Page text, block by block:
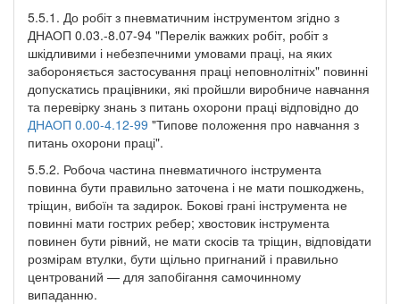
5.5.1. До робіт з пневматичним інструментом згідно з
ДНАОП 0.03.-8.07-94 "Перелік важких робіт, робіт з
шкідливими і небезпечними умовами праці, на яких
забороняється застосування праці неповнолітніх" повинні
допускатись працівники, які пройшли виробниче навчання
та перевірку знань з питань охорони праці відповідно до
ДНАОП 0.00-4.12-99 "Типове положення про навчання з
питань охорони праці".
5.5.2. Робоча частина пневматичного інструмента
повинна бути правильно заточена і не мати пошкоджень,
тріщин, вибоїн та задирок. Бокові грані інструмента не
повинні мати гострих ребер; хвостовик інструмента
повинен бути рівний, не мати скосів та тріщин, відповідати
розмірам втулки, бути щільно пригнаний і правильно
центрований — для запобігання самочинному
випаданню.